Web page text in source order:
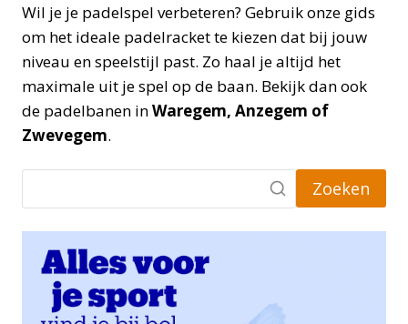
Wil je je padelspel verbeteren? Gebruik onze gids
om het ideale padelracket te kiezen dat bij jouw
niveau en speelstijl past. Zo haal je altijd het
maximale uit je spel op de baan. Bekijk dan ook
de padelbanen inWaregem, Anzegem of
Zwevegem.
Zoeken